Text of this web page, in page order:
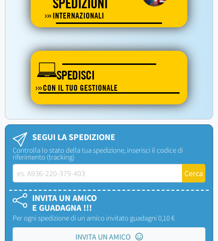
INTERNAZIONALI
SPEDISCI
CON IL TUO GESTIONALE
SEGUI LA SPEDIZIONE
Controlla lo stato della tua spedizione, inserisci il codice di
riferimento (tracking)
INVITA UN AMICO
E GUADAGNA !!!
Per ogni spedizione di un amico invitato guadagni 0,10 €
INVITA UN AMICO